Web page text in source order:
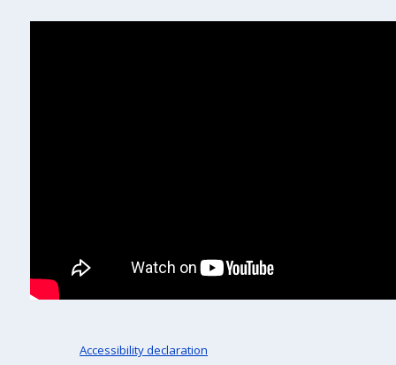
Accessibility declaration